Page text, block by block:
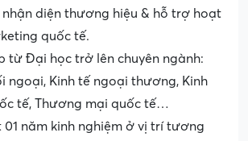
nhận diện thương hiệu & hỗ trợ hoạt
quốc tế.
từ Đại học trở lên chuyên ngành:
ngoại, Kinh tế ngoại thương, Kinh
tế, Thương mại quốc tế…
01 năm kinh nghiệm ở vị trí tương